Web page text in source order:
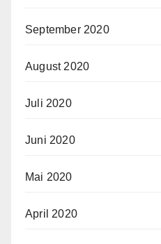
September 2020
August 2020
Juli 2020
Juni 2020
Mai 2020
April 2020